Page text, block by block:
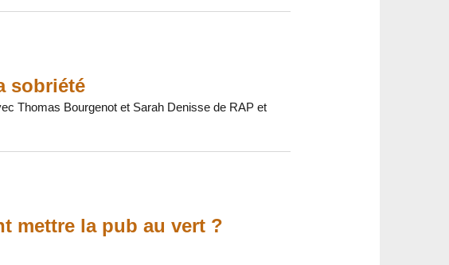
sobriété
Thomas Bourgenot et Sarah Denisse de RAP et
mettre la pub au vert ?